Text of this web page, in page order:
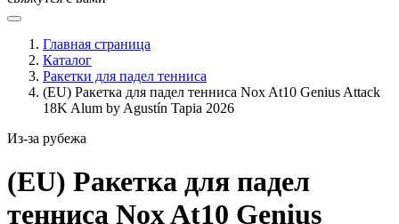
Главная страница
Каталог
Ракетки для падел тенниса
(EU) Ракетка для падел тенниса Nox At10 Genius Attack
18K Alum by Agustín Tapia 2026
Из-за рубежа
(EU) Ракетка для падел
тенниса Nox At10 Genius